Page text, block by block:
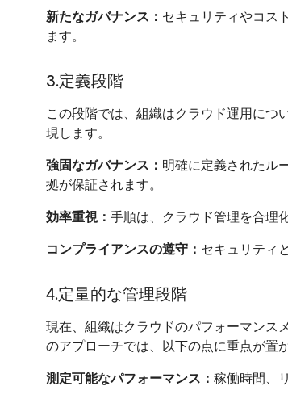
新たなガバナンス： セキュリティやコス
ます。
3.定義段階
この段階では、組織はクラウド運用に
現します。
強固なガバナンス： 明確に定義されたル
拠が保証されます。
効率重視： 手順は、クラウド管理を合理
コンプライアンスの遵守： セキュリティ
4.定量的な管理段階
現在、組織はクラウドのパフォーマンス
のアプローチでは、以下の点に重点が置
測定可能なパフォーマンス： 稼働時間、